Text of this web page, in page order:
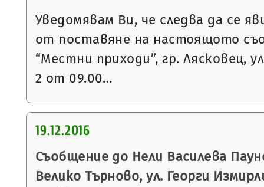
Уведомявам Ви, че следва да се
от поставяне на настоящото
“Местни приходи”, гр. Лясковец,
2 от 09.00…
19.12.2016
Съобщение до Нели Василева
Велико Търново, ул. Георги